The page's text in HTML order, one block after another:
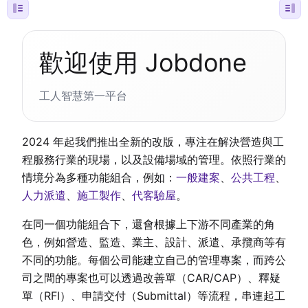
歡迎使用 Jobdone
工人智慧第一平台
2024 年起我們推出全新的改版，專注在解決營造與工
程服務行業的現場，以及設備場域的管理。依照行業的
情境分為多種功能組合，例如： 一般建案、 公共工程、
人力派遣、 施工製作、 代客驗屋。
在同一個功能組合下，還會根據上下游不同產業的角
色，例如營造、監造、業主、設計、派遣、承攬商等有
不同的功能。每個公司能建立自己的管理專案，而跨公
司之間的專案也可以透過改善單（CAR/CAP）、釋疑
單（RFI）、申請交付（Submittal）等流程，串連起工